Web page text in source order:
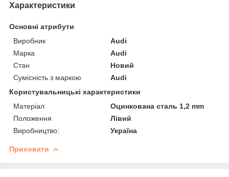
Характеристики
Основні атрибути
Виробник
Audi
Марка
Audi
Стан
Новий
Сумісність з маркою
Audi
Користувальницькі характеристики
Матеріал
Оцинкована сталь 1,2 mm
Положення
Лівий
Виробництво:
Україна
Приховати